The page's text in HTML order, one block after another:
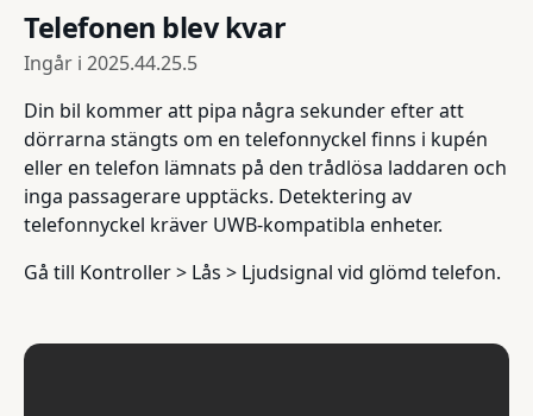
Telefonen blev kvar
Ingår i 2025.44.25.5
Din bil kommer att pipa några sekunder efter att
dörrarna stängts om en telefonnyckel finns i kupén
eller en telefon lämnats på den trådlösa laddaren och
inga passagerare upptäcks. Detektering av
telefonnyckel kräver UWB-kompatibla enheter.
Gå till Kontroller > Lås > Ljudsignal vid glömd telefon.